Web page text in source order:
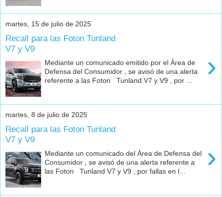
martes, 15 de julio de 2025
Recall para las Foton Tunland
V7 y V9
›
Mediante un comunicado emitido por el Área de
Defensa del Consumidor , se avisó de una alerta
referente a las Foton Tunland V7 y V9 , por ...
martes, 8 de julio de 2025
Recall para las Foton Tunland
V7 y V9
›
Mediante un comunicado del Área de Defensa del
Consumidor , se avisó de una alerta referente a
las Foton Tunland V7 y V9 , por fallas en l...